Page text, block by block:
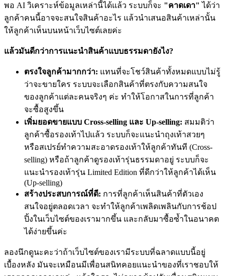
พอ AI วิเคราะห์ข้อมูลเหล่านี้ได้แล้ว ระบบก็จะ "คาดเดา" ได้ว่า
ลูกค้าคนนี้อาจจะสนใจสินค้าอะไร แล้วนำเสนอสินค้าเหล่านั้น
ให้ลูกค้าเห็นบนหน้าเว็บไซต์เลยค่ะ
แล้วมันดีกว่าการแนะนำสินค้าแบบธรรมดายังไง?
ตรงใจลูกค้ามากกว่า: แทนที่จะโชว์สินค้าทั้งหมดแบบไม่รู้
ว่าจะขายใคร ระบบจะเลือกสินค้าที่ตรงกับความสนใจ
ของลูกค้าแต่ละคนจริงๆ ค่ะ ทำให้โอกาสในการที่ลูกค้า
จะซื้อสูงขึ้น
เพิ่มยอดขายแบบ Cross-selling และ Up-selling: สมมติว่า
ลูกค้าซื้อรองเท้าไปแล้ว ระบบก็จะแนะนำถุงเท้าสวยๆ
หรือสเปรย์ทำความสะอาดรองเท้าให้ลูกค้าทันที (Cross-
selling) หรือถ้าลูกค้าดูรองเท้ารุ่นธรรมดาอยู่ ระบบก็จะ
แนะนำรองเท้ารุ่น Limited Edition ที่ดีกว่าให้ลูกค้าได้เห็น
(Up-selling)
สร้างประสบการณ์ที่ดี: การที่ลูกค้าเห็นสินค้าที่ตัวเอง
สนใจอยู่ตลอดเวลา จะทำให้ลูกค้าเพลิดเพลินกับการช้อป
ปิ้งในเว็บไซต์ของเรามากขึ้น และกลับมาซื้อซ้ำในอนาคต
ได้ง่ายขึ้นค่ะ
ลองนึกดูนะคะว่าถ้าเว็บไซต์ของเรามีระบบที่ฉลาดแบบนี้อยู่
เบื้องหลัง มันจะเหมือนมีเพื่อนสนิทคอยแนะนำของที่เราชอบให้